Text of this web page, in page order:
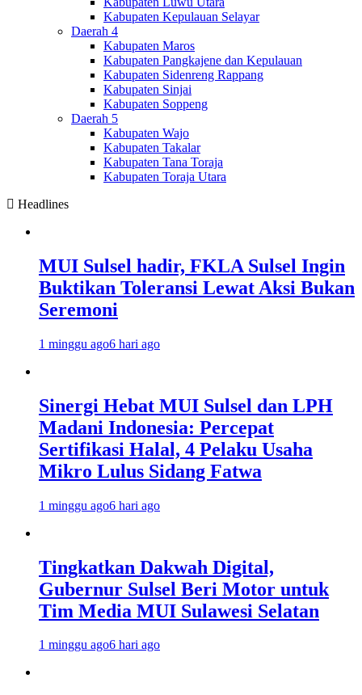
Kabupaten Kepulauan Selayar
Daerah 4
Kabupaten Maros
Kabupaten Pangkajene dan Kepulauan
Kabupaten Sidenreng Rappang
Kabupaten Sinjai
Kabupaten Soppeng
Daerah 5
Kabupaten Wajo
Kabupaten Takalar
Kabupaten Tana Toraja
Kabupaten Toraja Utara
Headlines
MUI Sulsel hadir, FKLA Sulsel Ingin
Buktikan Toleransi Lewat Aksi Bukan
Seremoni
1 minggu ago6 hari ago
Sinergi Hebat MUI Sulsel dan LPH
Madani Indonesia: Percepat
Sertifikasi Halal, 4 Pelaku Usaha
Mikro Lulus Sidang Fatwa
1 minggu ago6 hari ago
Tingkatkan Dakwah Digital,
Gubernur Sulsel Beri Motor untuk
Tim Media MUI Sulawesi Selatan
1 minggu ago6 hari ago